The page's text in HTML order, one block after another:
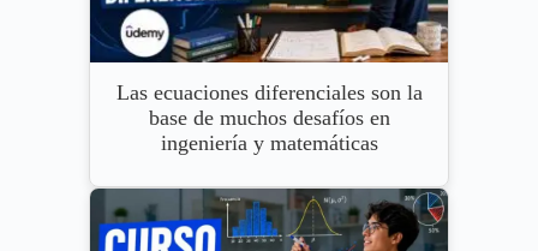
Las ecuaciones diferenciales son la
base de muchos desafíos en
ingeniería y matemáticas